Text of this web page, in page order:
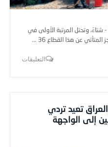
- شتاءً، وتحتل المرتبة الأولى في
عن هذا القطاع 36 ...
التعليقات
تعيد تردي
إلى الواجهة